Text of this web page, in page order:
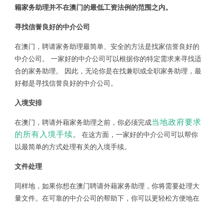
籍家务助理并不在澳门的最低工资法例的范围之内。
寻找信誉良好的中介公司
在澳门，聘请家务助理最简单、安全的方法是找家信誉良好的
中介公司。 一家好的中介公司可以根据你的特定需求来寻找适
合的家务助理。 因此，无论你是在找兼职或全职家务助理，最
好都是寻找信誉良好的中介公司。
入境安排
在澳门，聘请外藉家务助理之前，你必须完成当地政府要求
的所有入境手续。 在这方面，一家好的中介公司可以帮你
以最简单的方式处理有关的入境手续。
文件处理
同样地，如果你想在澳门聘请外藉家务助理，你将需要处理大
量文件。在可靠的中介公司的帮助下，你可以更轻松方便地在